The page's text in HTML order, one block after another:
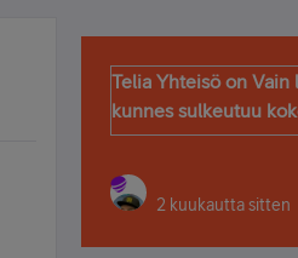
Telia Yhteisö on Vain
kunnes sulkeutuu
2 kuukautta sitten